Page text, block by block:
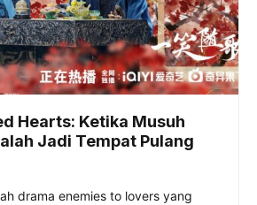
Hearts: Ketika Musuh
Jadi Tempat Pulang
drama enemies to lovers yang